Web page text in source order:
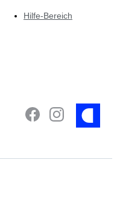
Hilfe-Bereich